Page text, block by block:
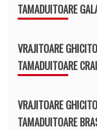
TAMADUITOARE
VRAJITOARE
TAMADUITOARE
VRAJITOARE
TAMADUITOARE